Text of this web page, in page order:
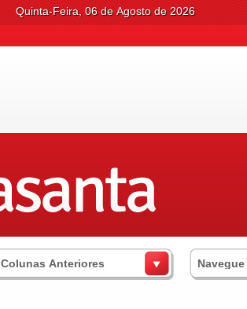
Quinta-Feira, 06 de Agosto de 2026
Colunas Anteriores